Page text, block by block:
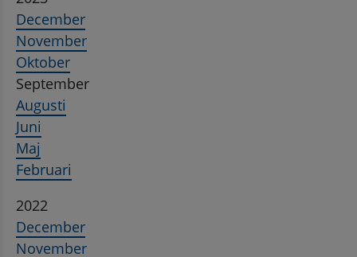
December
November
Oktober
September
Augusti
Juni
Maj
Februari
2022
December
November